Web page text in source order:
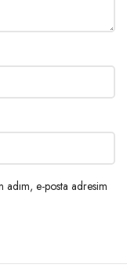
adım, e-posta adresim